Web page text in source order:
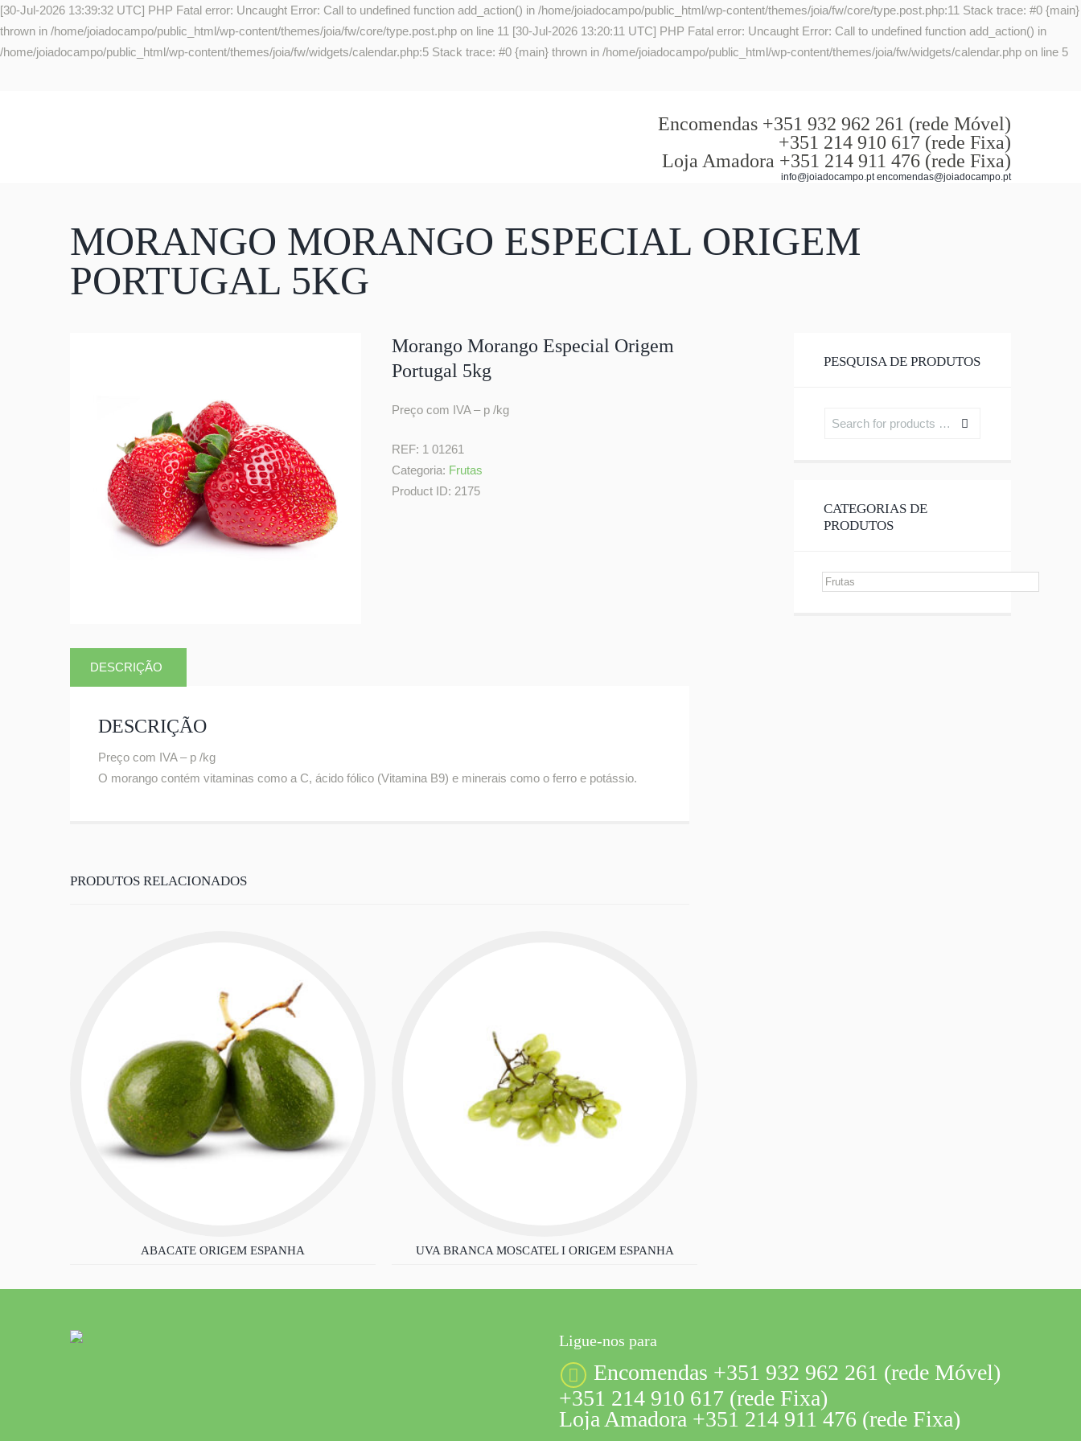
[30-Jul-2026 13:39:32 UTC] PHP Fatal error: Uncaught Error: Call to undefined function add_action() in /home/joiadocampo/public_html/wp-content/themes/joia/fw/core/type.post.php:11 Stack trace: #0 {main}
thrown in /home/joiadocampo/public_html/wp-content/themes/joia/fw/core/type.post.php on line 11 [30-Jul-2026 13:20:11 UTC] PHP Fatal error: Uncaught Error: Call to undefined function add_action() in
/home/joiadocampo/public_html/wp-content/themes/joia/fw/widgets/calendar.php:5 Stack trace: #0 {main} thrown in /home/joiadocampo/public_html/wp-content/themes/joia/fw/widgets/calendar.php on line 5
Encomendas +351 932 962 261 (rede Móvel)
+351 214 910 617 (rede Fixa)
Loja Amadora +351 214 911 476 (rede Fixa)
info@joiadocampo.pt encomendas@joiadocampo.pt
MORANGO MORANGO ESPECIAL ORIGEM
PORTUGAL 5KG
Morango Morango Especial Origem
Portugal 5kg
Preço com IVA – p /kg
REF: 1 01261
Categoria: Frutas
Product ID: 2175
DESCRIÇÃO
DESCRIÇÃO
Preço com IVA – p /kg
O morango contém vitaminas como a C, ácido fólico (Vitamina B9) e minerais como o ferro e potássio.
PRODUTOS RELACIONADOS
ABACATE ORIGEM ESPANHA UVA BRANCA MOSCATEL I ORIGEM ESPANHA
PESQUISA DE PRODUTOS
CATEGORIAS DE
PRODUTOS
Ligue-nos para
Encomendas +351 932 962 261 (rede Móvel)
+351 214 910 617 (rede Fixa)
Loja Amadora +351 214 911 476 (rede Fixa)